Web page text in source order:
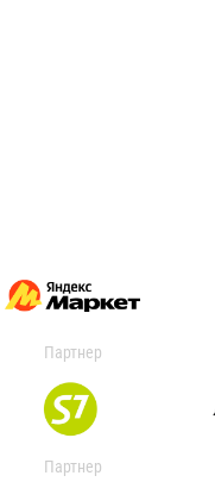
Партнер
Партнер